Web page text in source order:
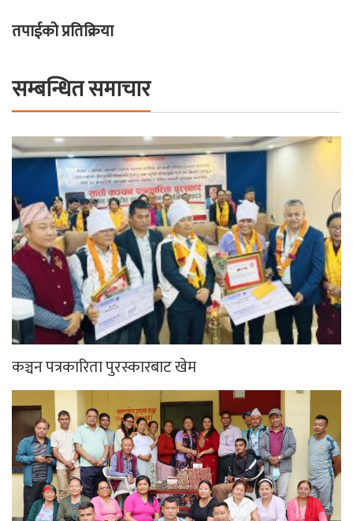
तपाईको प्रतिक्रिया
सम्बन्धित समाचार
कञ्चन पत्रकारिता पुरस्कारबाट खेम